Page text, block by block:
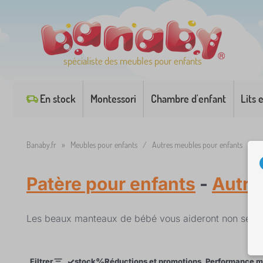
spécialiste des meubles pour enfants
En stock Montessori Chambre d'enfant Lits
Banaby.fr » Meubles pour enfants / Autres meubles pour enfants /
Patère pour enfants -
Les beaux manteaux de bébé vous aideront non
Filtrer stock Réductions et promotions Performance